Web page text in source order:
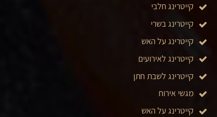
קייטרינג חלבי
קייטרינג בשרי
קייטרינג על האש
קייטרינג לאירועים
קייטרינג לשבת חתן
מגשי אירוח
קייטרינג על האש